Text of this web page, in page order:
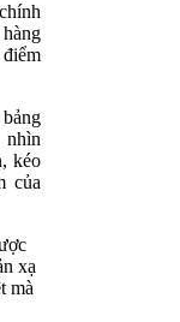
nhìn
kéo
của
xạ
mà